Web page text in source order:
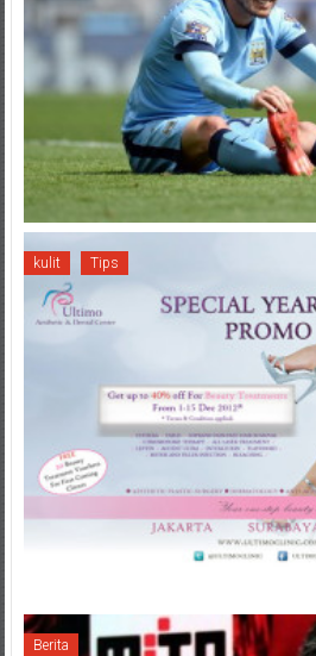
kulit Tips
Berita